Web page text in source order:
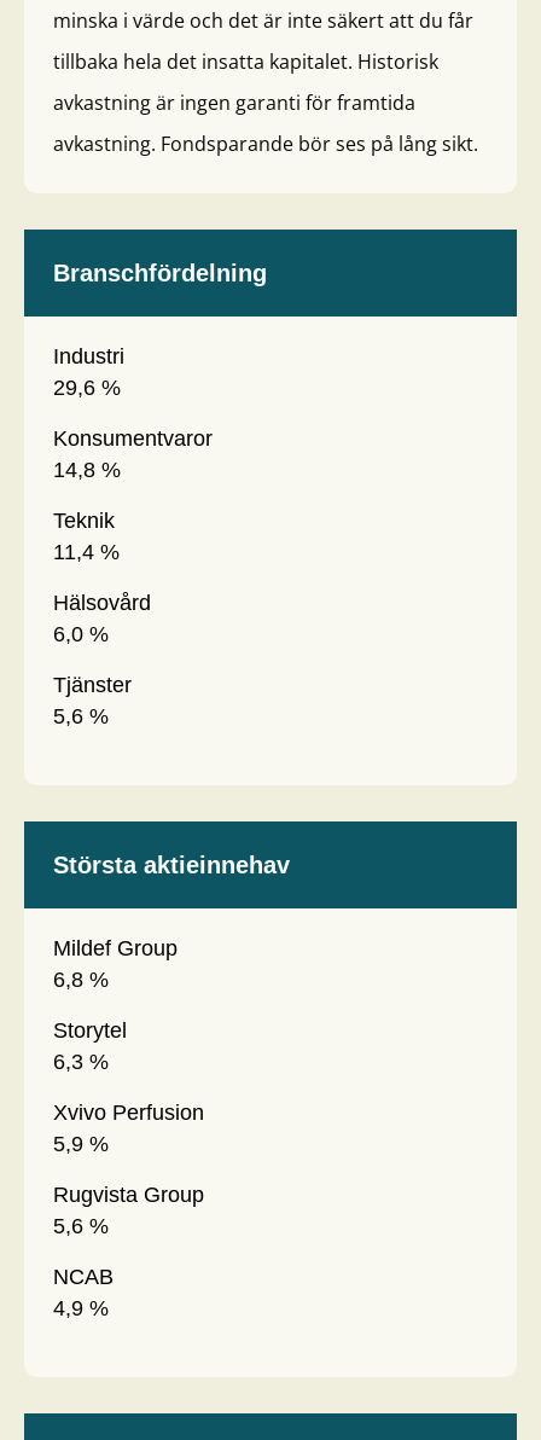
minska i värde och det är inte säkert att du får
tillbaka hela det insatta kapitalet. Historisk
avkastning är ingen garanti för framtida
avkastning. Fondsparande bör ses på lång sikt.
Branschfördelning
Industri
29,6 %
Konsumentvaror
14,8 %
Teknik
11,4 %
Hälsovård
6,0 %
Tjänster
5,6 %
Största aktieinnehav
Mildef Group
6,8 %
Storytel
6,3 %
Xvivo Perfusion
5,9 %
Rugvista Group
5,6 %
NCAB
4,9 %